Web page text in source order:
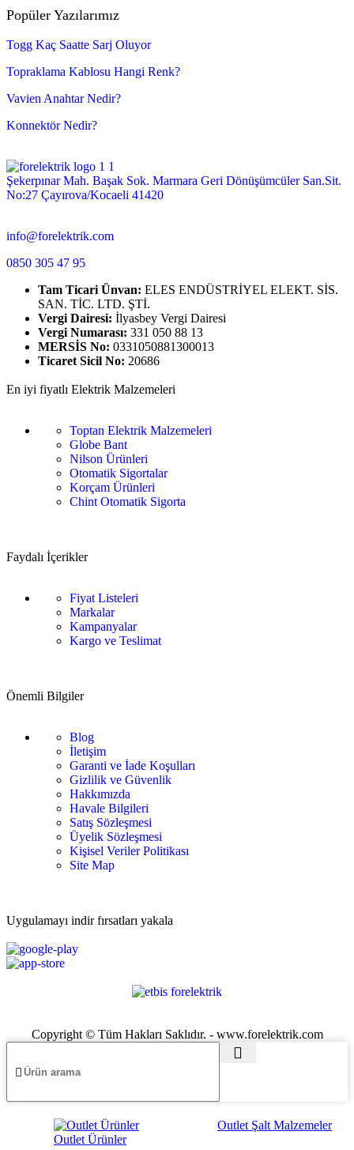
Popüler Yazılarımız
Togg Kaç Saatte Sarj Oluyor
Topraklama Kablosu Hangi Renk?
Vavien Anahtar Nedir?
Konnektör Nedir?
Şekerpınar Mah. Başak Sok. Marmara Geri Dönüşümcüler San.Sit.
No:27 Çayırova/Kocaeli 41420
info@forelektrik.com
0850 305 47 95
Tam Ticari Ünvan: ELES ENDÜSTRİYEL ELEKT. SİS.
SAN. TİC. LTD. ŞTİ.
Vergi Dairesi: İlyasbey Vergi Dairesi
Vergi Numarası: 331 050 88 13
MERSİS No: 0331050881300013
Ticaret Sicil No: 20686
En iyi fiyatlı Elektrik Malzemeleri
Toptan Elektrik Malzemeleri
Globe Bant
Nilson Ürünleri
Otomatik Sigortalar
Korçam Ürünleri
Chint Otomatik Sigorta
Faydalı İçerikler
Fiyat Listeleri
Markalar
Kampanyalar
Kargo ve Teslimat
Önemli Bilgiler
Blog
İletişim
Garanti ve İade Koşulları
Gizlilik ve Güvenlik
Hakkımızda
Havale Bilgileri
Satış Sözleşmesi
Üyelik Sözleşmesi
Kişisel Veriler Politikası
Site Map
Uygulamayı indir fırsatları yakala
Copyright © Tüm Hakları Saklıdır. - www.forelektrik.com
Outlet Ürünler
Outlet Şalt Malzemeler